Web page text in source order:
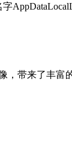
，带来了丰富